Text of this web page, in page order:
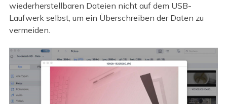
wiederherstellbaren Dateien nicht auf dem USB-
Laufwerk selbst, um ein Überschreiben der Daten zu
vermeiden.